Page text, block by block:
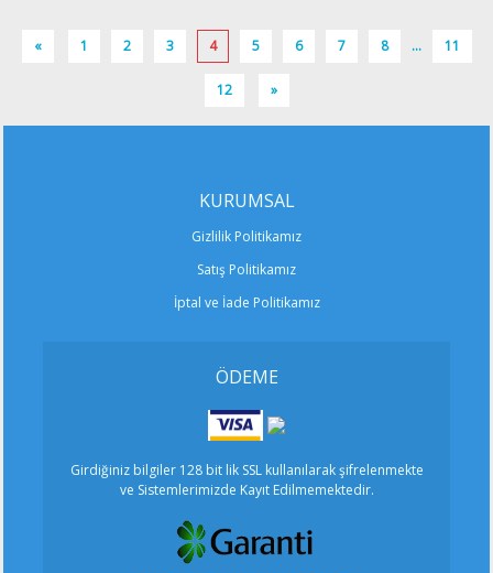
« 1 2 3 4 5 6 7 8 ... 11
12 »
KURUMSAL
Gizlilik Politikamız
Satış Politikamız
İptal ve İade Politikamız
ÖDEME
Girdiğiniz bilgiler 128 bit lik SSL kullanılarak şifrelenmekte
ve Sistemlerimizde Kayıt Edilmemektedir.